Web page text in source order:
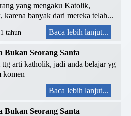
yang mengaku Katolik,
karena banyak dari mereka telah...
1 tahun Baca lebih lanjut...
Bukan Seorang Santa
arti katholik, jadi anda belajar yg
komen
Baca lebih lanjut...
Bukan Seorang Santa